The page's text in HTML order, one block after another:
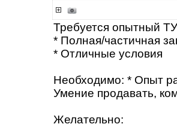
Требуется опытный
* Полная/частичная
* Отличные условия
Необходимо: * Опыт
Умение продавать,
Желательно: